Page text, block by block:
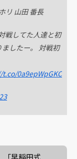
リ 山田 番長
戦してた人達と初
したー。 対戦初
0a9epWpGKC
「早稲田式